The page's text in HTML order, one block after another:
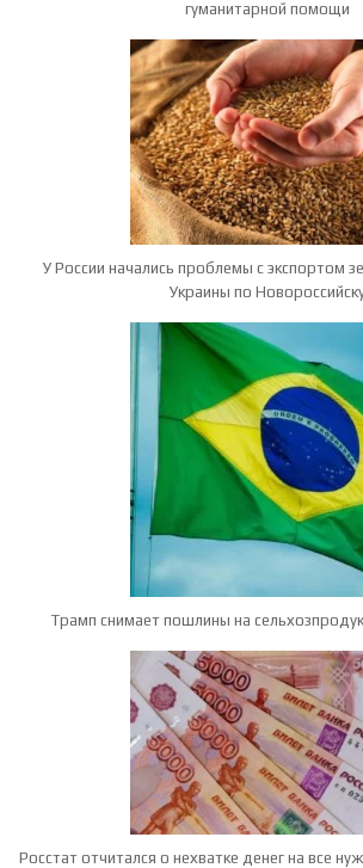
гуманитарной помощи
У России начались проблемы с экспортом
Украины по
Трамп снимает пошлины на
Росстат отчитался о нехватке денег на все